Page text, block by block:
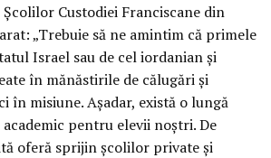
Custodiei Franciscane din
„Trebuie să ne amintim că primele
Israel sau de cel iordanian și
în mănăstirile de călugări și
în misiune. Așadar, există o lungă
pentru elevii noștri. De
oferă sprijin școlilor private și